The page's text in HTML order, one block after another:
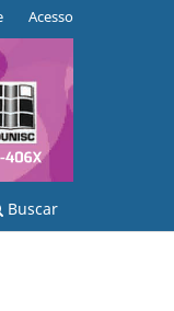
Buscar
Acesso